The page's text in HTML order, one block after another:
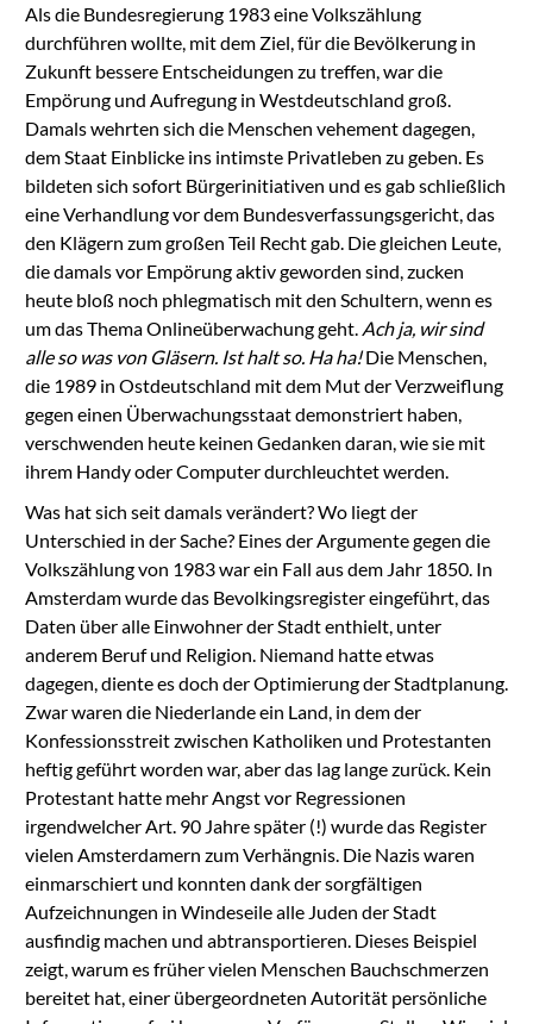
Als die Bundesregierung 1983 eine Volkszählung
durchführen wollte, mit dem Ziel, für die Bevölkerung in
Zukunft bessere Entscheidungen zu treffen, war die
Empörung und Aufregung in Westdeutschland groß.
Damals wehrten sich die Menschen vehement dagegen,
dem Staat Einblicke ins intimste Privatleben zu geben. Es
bildeten sich sofort Bürgerinitiativen und es gab schließlich
eine Verhandlung vor dem Bundesverfassungsgericht, das
den Klägern zum großen Teil Recht gab. Die gleichen Leute,
die damals vor Empörung aktiv geworden sind, zucken
heute bloß noch phlegmatisch mit den Schultern, wenn es
um das Thema Onlineüberwachung geht. Ach ja, wir sind
alle so was von Gläsern. Ist halt so. Ha ha!Die Menschen,
die 1989 in Ostdeutschland mit dem Mut der Verzweiflung
gegen einen Überwachungsstaat demonstriert haben,
verschwenden heute keinen Gedanken daran, wie sie mit
ihrem Handy oder Computer durchleuchtet werden.
Was hat sich seit damals verändert? Wo liegt der
Unterschied in der Sache? Eines der Argumente gegen die
Volkszählung von 1983 war ein Fall aus dem Jahr 1850. In
Amsterdam wurde das Bevolkingsregister eingeführt, das
Daten über alle Einwohner der Stadt enthielt, unter
anderem Beruf und Religion. Niemand hatte etwas
dagegen, diente es doch der Optimierung der Stadtplanung.
Zwar waren die Niederlande ein Land, in dem der
Konfessionsstreit zwischen Katholiken und Protestanten
heftig geführt worden war, aber das lag lange zurück. Kein
Protestant hatte mehr Angst vor Regressionen
irgendwelcher Art. 90 Jahre später (!) wurde das Register
vielen Amsterdamern zum Verhängnis. Die Nazis waren
einmarschiert und konnten dank der sorgfältigen
Aufzeichnungen in Windeseile alle Juden der Stadt
ausfindig machen und abtransportieren. Dieses Beispiel
zeigt, warum es früher vielen Menschen Bauchschmerzen
bereitet hat, einer übergeordneten Autorität persönliche